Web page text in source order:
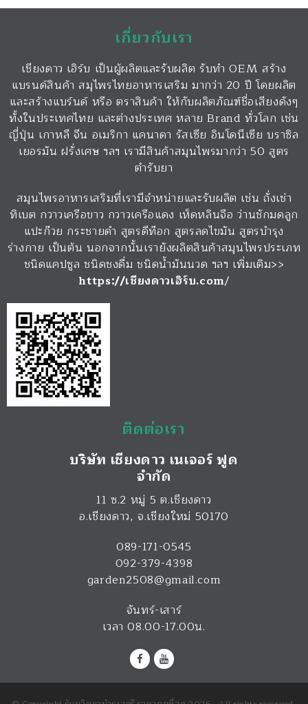
เกี่ยวกับเรา
เชียงดาว เฮิร์บ เป็นผู้ผลิตและรับผลิต รับทำ OEM สร้าง
แบรนด์สินค้า สมุไพรไทยอาหารเสริม มากว่า 20 ปี โดยผลิต
และสร้างแบร์นด์ หรือ ตราสินค้า ให้กับผลิตภัณฑ์ชื่อเสียงดังๆ
ทั้งในประเทศไทย และต่างประเทศ หลาย Brand ทั่วโลก เช่น
ญี่ปุ่น เกาหลี จีน อเมริกา แคนาดา รัสเซีย อินโดนีเซีย บราซิล
เยอรมัน ฝรั่งเศษ ฯลฯ เรามีสินค้าสมุนไพรมากว่า 50 สูตร
ตำรับยา
สมุนไพรอาหารเสริมที่เรามีจำหน่ายและรับผลิต เช่น ถั่งเช่า
ทิเบต กวาวเครือขาว กวาวเครือแดง เห็ดหลินจือ ว่านชักมดลูก
แปะก๊วย กระชายดำ สูตรดีท๊อก สูตรลดไขมัน สูตรบำรุง
ร่างกาย เป็นต้น นอกจากนั้นเรายังผลิตสินค้าสมุนไพรประเภท
ชนิดแคปซูล ชนิดชงดื่ม ชนิดน้ำมันนวด ฯลฯ เพิ่มเติม>>
https://เชียงดาวเฮิร์บ.com/
ติดต่อเรา
บริษัท เชียงดาว เนเจอร์ ฟูด
จำกัด
11 ซ.2 หมู่ 5 ต.เชียงดาว
อ.เชียงดาว, จ.เชียงใหม่ 50170
089-171-0545
092-379-4398
garden2508@gmail.com
จันทร์-เสาร์
เวลา 08.00-17.00น.